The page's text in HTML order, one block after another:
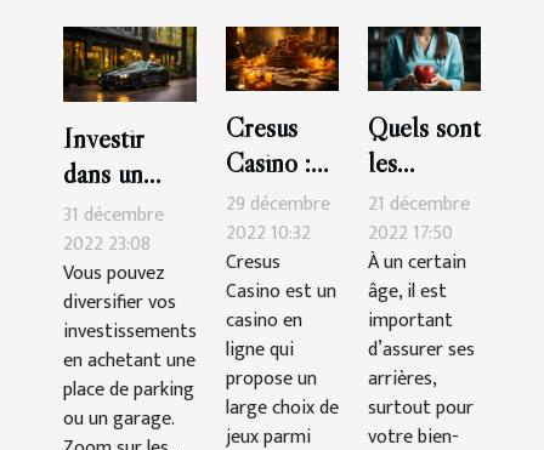
Investir
dans un
garage ou
une place de
parking :
quels atouts
?
31 décembre
2022 23:08
Vous pouvez
diversifier vos
investissements
en achetant une
place de parking
ou un garage.
Cresus
Casino :
les astuces
pour
gagner
facilement
29 décembre
2022 10:32
Cresus
Casino est un
casino en
ligne qui
propose un
large choix de
jeux parmi
Quels sont
les
critères de
choix
d’une
assurance
santé ?
21 décembre
2022 17:50
À un certain
âge, il est
important
d’assurer ses
arrières,
surtout pour
votre bien-